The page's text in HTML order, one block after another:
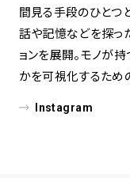
間見る手段のひとつ
話や記憶などを探っ
ョンを展開。モノが
かを可視化するため
Instagram